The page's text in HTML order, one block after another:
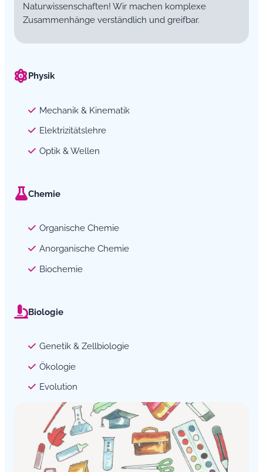
Naturwissenschaften! Wir machen komplexe
Zusammenhänge verständlich und greifbar.
Physik
Mechanik & Kinematik
Elektrizitätslehre
Optik & Wellen
Chemie
Organische Chemie
Anorganische Chemie
Biochemie
Biologie
Genetik & Zellbiologie
Ökologie
Evolution